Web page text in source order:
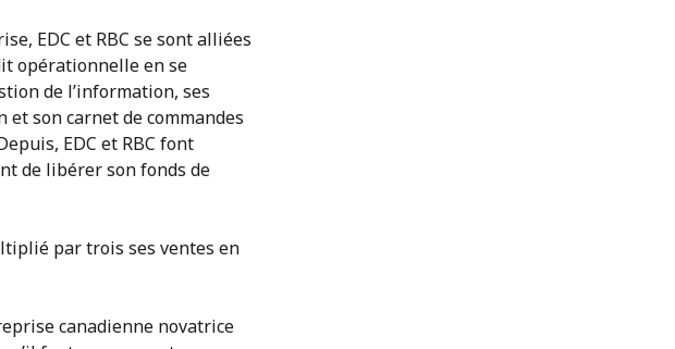
EDC et RBC se sont alliées
opérationnelle en se
de l’information, ses
son carnet de commandes
EDC et RBC font
de libérer son fonds de
par trois ses ventes en
canadienne novatrice